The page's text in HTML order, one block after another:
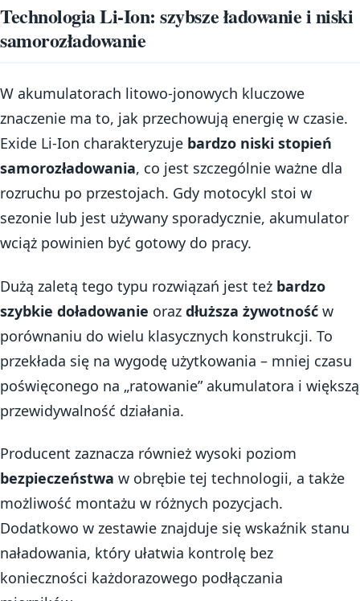
Technologia Li-Ion: szybsze ładowanie i niski
samorozładowanie
W akumulatorach litowo-jonowych kluczowe
znaczenie ma to, jak przechowują energię w czasie.
Exide Li-Ion charakteryzuje bardzo niski stopień
samorozładowania, co jest szczególnie ważne dla
rozruchu po przestojach. Gdy motocykl stoi w
sezonie lub jest używany sporadycznie, akumulator
wciąż powinien być gotowy do pracy.
Dużą zaletą tego typu rozwiązań jest też bardzo
szybkie doładowanie oraz dłuższa żywotność w
porównaniu do wielu klasycznych konstrukcji. To
przekłada się na wygodę użytkowania – mniej czasu
poświęconego na „ratowanie” akumulatora i większą
przewidywalność działania.
Producent zaznacza również wysoki poziom
bezpieczeństwa w obrębie tej technologii, a także
możliwość montażu w różnych pozycjach.
Dodatkowo w zestawie znajduje się wskaźnik stanu
naładowania, który ułatwia kontrolę bez
konieczności każdorazowego podłączania